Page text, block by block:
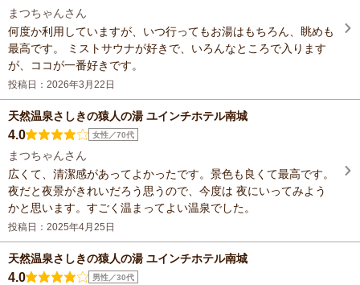
まつちゃんさん
何度か利用していますが、いつ行ってもお湯はもちろん、眺めも
最高です。 ミストサウナが好きで、いろんなところで入ります
が、ココが一番好きです。
投稿日：2026年3月22日
天然温泉さしきの猿人の湯 ユインチホテル南城
4.0 女性／70代
まつちゃんさん
広くて、清潔感があってよかったです。景色も良くて最高です。
夜だと夜景がきれいだろう思うので、今度は 夜にいってみよう
かと思います。すごく温まってよい温泉でした。
投稿日：2025年4月25日
天然温泉さしきの猿人の湯 ユインチホテル南城
4.0 男性／30代